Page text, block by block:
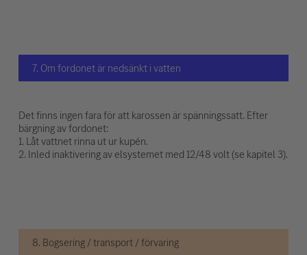
7. Om fordonet är nedsänkt i vatten
Det finns ingen fara för att karossen är spänningssatt. Efter
bärgning av fordonet:
1. Låt vattnet rinna ut ur kupén.
2. Inled inaktivering av elsystemet med 12/48 volt (se kapitel 3).
8. Bogsering / transport / förvaring